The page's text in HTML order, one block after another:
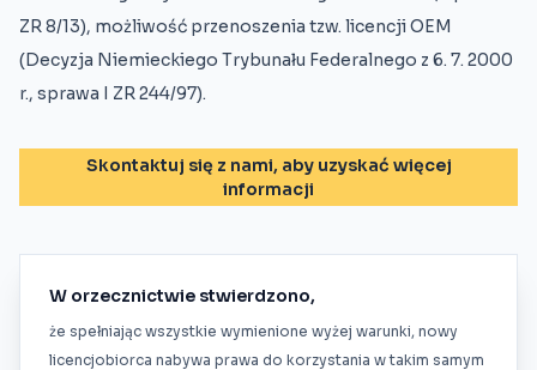
ZR 8/13), możliwość przenoszenia tzw. licencji OEM
(Decyzja Niemieckiego Trybunału Federalnego z 6. 7. 2000
r., sprawa I ZR 244/97).
Skontaktuj się z nami, aby uzyskać więcej
informacji
W orzecznictwie stwierdzono,
że spełniając wszystkie wymienione wyżej warunki, nowy
licencjobiorca nabywa prawa do korzystania w takim samym